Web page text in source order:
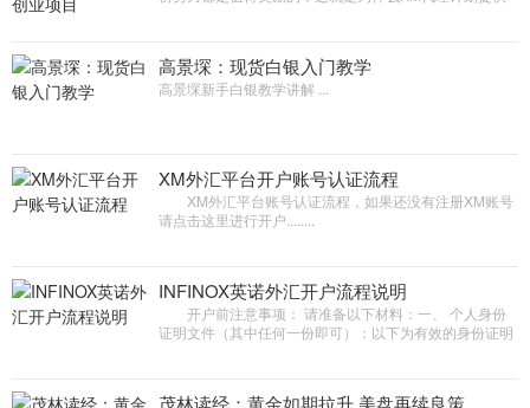
高景堔：现货白银入门教学
高景堔新手白银教学讲解 ...
XM外汇平台开户账号认证流程
XM外汇平台账号认证流程，如果还没有注册XM账号
请点击这里进行开户........
INFINOX英诺外汇开户流程说明
开户前注意事项： 请准备以下材料：一、 个人身份
证明文件（其中任何一份即可）：以下为有效的身份证明
茂林读经：黄金如期拉升 美盘再续良策